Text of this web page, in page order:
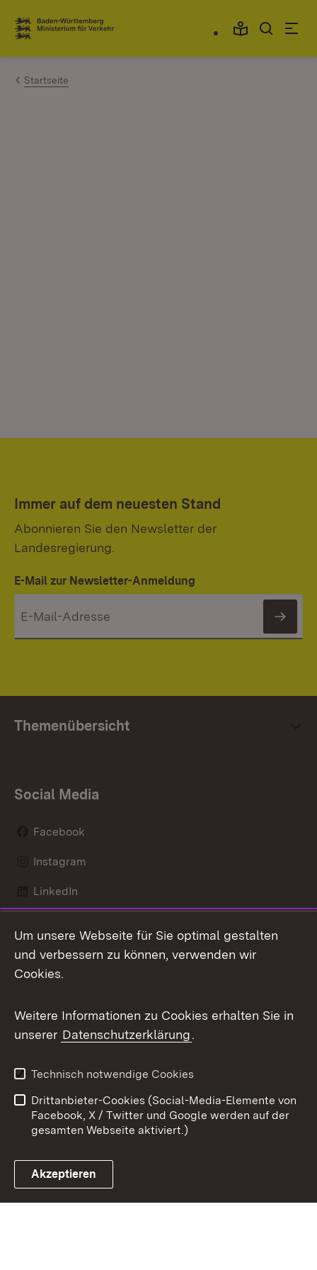
Zum Inhalt springen
Link zur Startseite
Startseite
Immer auf dem neuesten Stand
Abonnieren Sie den Newsletter der
Landesregierung.
E-Mail zur Newsletter-Anmeldung
Themenübersicht
Social Media
Facebook
Instagram
LinkedIn
X / Twitter
Youtube
Link zum Landesportal
Kontakt
Datenschutz
Barrierefreiheit
Impressum
Cookies
Um unsere Webseite für Sie optimal gestalten
und verbessern zu können, verwenden wir
Cookies.
Weitere Informationen zu Cookies erhalten Sie in
unserer Datenschutzerklärung.
Technisch notwendige Cookies
Drittanbieter-Cookies (Social-Media-Elemente von
Facebook, X / Twitter und Google werden auf der
gesamten Webseite aktiviert.)
Akzeptieren